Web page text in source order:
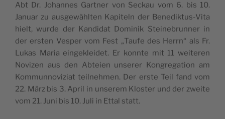
Abt Dr. Johan­nes Gart­ner von Seckau vom 6. bis 10.
Janu­ar zu aus­ge­wähl­ten Kapi­teln der Bene­dik­tus-Vita
hielt, wur­de der Kan­di­dat Domi­nik Stein­ebrun­ner in
der ers­ten Ves­per vom Fest „Tau­fe des Herrn“ als Fr.
Lukas Maria ein­ge­klei­det. Er konn­te mit 11 wei­te­ren
Novi­zen aus den Abtei­en unse­rer Kon­gre­ga­ti­on am
Kom­mun­no­vi­zi­at teil­neh­men. Der ers­te Teil fand vom
22. März bis 3. April in unse­rem Klos­ter und der zwei­te
vom 21. Juni bis 10. Juli in Ettal statt.